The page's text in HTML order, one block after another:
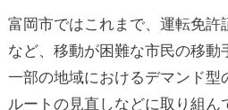
富岡市ではこれまで、運転免許
など、移動が困難な市民の移動
一部の地域におけるデマンド型
ルートの見直しなどに取り組